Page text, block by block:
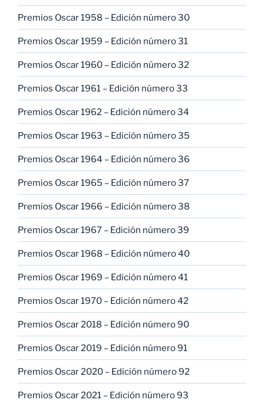
Premios Oscar 1958 – Edición número 30
Premios Oscar 1959 – Edición número 31
Premios Oscar 1960 – Edición número 32
Premios Oscar 1961 – Edición número 33
Premios Oscar 1962 – Edición número 34
Premios Oscar 1963 – Edición número 35
Premios Oscar 1964 – Edición número 36
Premios Oscar 1965 – Edición número 37
Premios Oscar 1966 – Edición número 38
Premios Oscar 1967 – Edición número 39
Premios Oscar 1968 – Edición número 40
Premios Oscar 1969 – Edición número 41
Premios Oscar 1970 – Edición número 42
Premios Oscar 2018 – Edición número 90
Premios Oscar 2019 – Edición número 91
Premios Oscar 2020 – Edición número 92
Premios Oscar 2021 – Edición número 93